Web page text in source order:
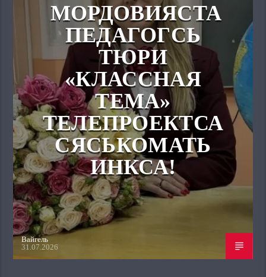
МОРДОВИЯСТА
ПЕДАГОГСЬ
ТЮРИ
«КЛАССНАЯ
ТЕМА»
ТЕЛЕПРОЕКТСА
СЯСЬКОМАТЬ
ИНКСА!
Вайгель
31.07.2026